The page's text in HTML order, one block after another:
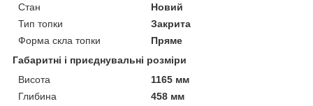
Стан
Новий
Тип топки
Закрита
Форма скла топки
Пряме
Габаритні і приєднувальні розміри
Висота
1165 мм
Глибина
458 мм